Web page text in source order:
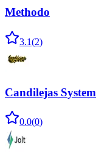
Methodo
3.1(2)
Candilejas System
0.0(0)